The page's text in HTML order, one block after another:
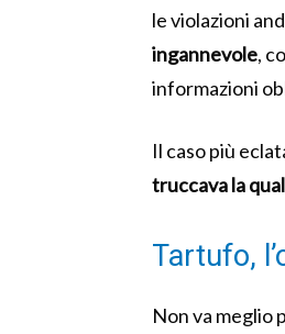
le violazioni
ingannevole,
informazioni
Il caso più
truccava la
Tartufo,
Non va meglio